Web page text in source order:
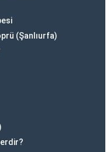
(Şanlıurfa)